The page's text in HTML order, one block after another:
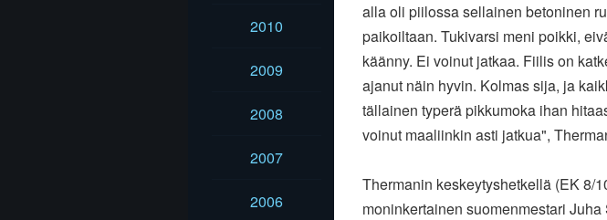
2010
2009
2008
2007
2006
alla oli piilossa sellainen betoninen
paikoiltaan. Tukivarsi meni poikki,
käänny. Ei voinut jatkaa. Fiilis on
ajanut näin hyvin. Kolmas sija, ja
tällainen typerä pikkumoka ihan
voinut maaliinkin asti jatkua",
Thermanin keskeytyshetkellä (EK 8/
moninkertainen suomenmestari